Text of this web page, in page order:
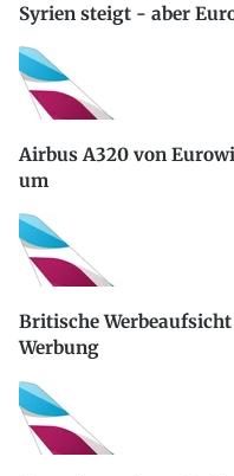
Syrien steigt - aber
Airbus A320 von
um
Britische
Werbung